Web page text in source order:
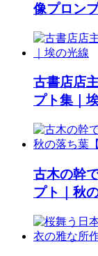
像プロン
古書店店
プト集｜
古木の幹
プト｜秋